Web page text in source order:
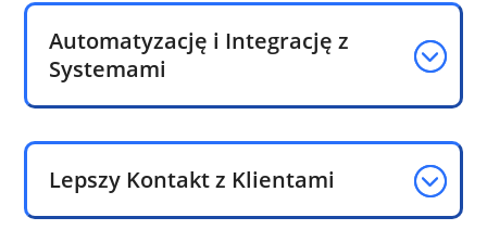
Automatyzację i Integrację z
Systemami
Lepszy Kontakt z Klientami